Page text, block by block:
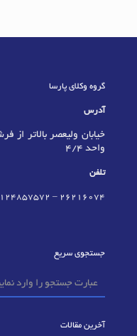
گروه وکلای پارسا
آدرس
واحد 4/4
تلفن
٢٦٢١٦٠٧٤ –
جستجوی سریع
آخرین مقالات